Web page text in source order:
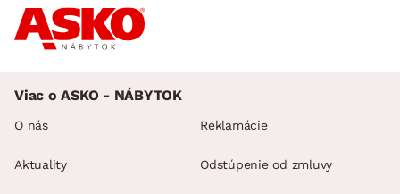
Viac o ASKO - NÁBYTOK
O nás
Aktuality
Reklamácie
Odstúpenie od zmluvy